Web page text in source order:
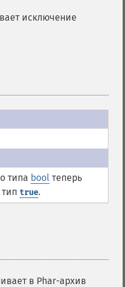
исключение
типа bool теперь
true.
в Phar-архив